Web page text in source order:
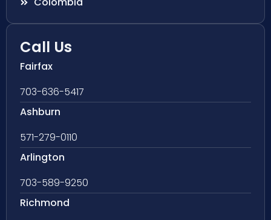
Call Us
Fairfax
703-636-5417
Ashburn
571-279-0110
Arlington
703-589-9250
Richmond